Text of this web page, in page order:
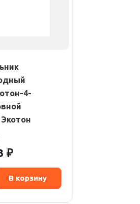
4-
₽
В корзину